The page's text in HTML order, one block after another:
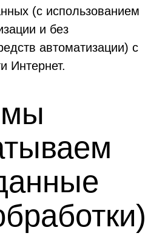
(с использованием
и без
автоматизации) c
Интернет.